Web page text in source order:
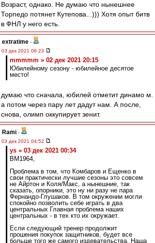
Возраст, однако. Не думаю что нынешнее
Торпедо потянет Кутепова...))) Хотя опыт битв
в ФНЛ у него есть.
extratime -
03 дек 2021 06:23
mmmmm » 02 дек 2021 20:15
Юбилейному сезону - юбилейное десятое
место!
думаю что сначала, юбилей отметит динамо м.
а потом через пару лет дадут нам. А после,
снова, олимп оккупирует зенит.
Rami -
03 дек 2021 04:52
ys » 03 дек 2021 00:34
BM1964,
Проблема в том, что Комбаров и Ещенко в
свои практически лучшие сезоны это совсем
не Айртон и Коля/Макс, а нынешние, так
сказать, опорники, это ну ни разу не пара
Фернандо-Глушаков. В том окружении могли
спокойно позволить себе играть в два
центральных Главная проблема наших
центральных - в тех кто их окружает.
Если следующий тренер продолжит
прошения покупок защитников, будет все
больше того же самого издевательства. Наша